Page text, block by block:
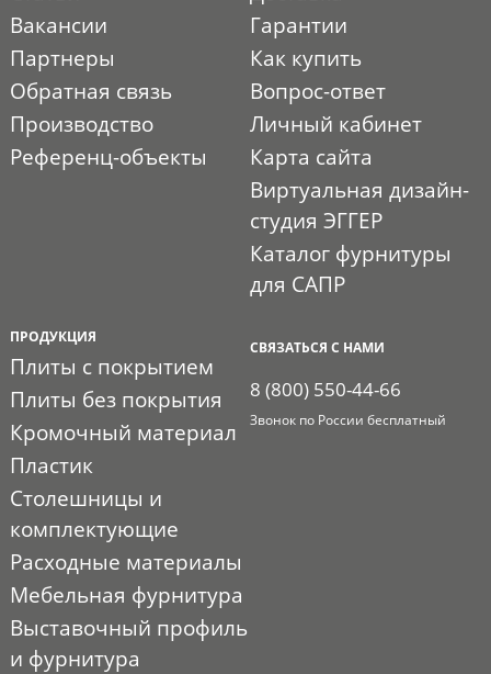
Вакансии
Партнеры
Обратная связь
Производство
Референц-объекты
Гарантии
Как купить
Вопрос-ответ
Личный кабинет
Карта сайта
Виртуальная дизайн-
студия ЭГГЕР
Каталог фурнитуры
для САПР
ПРОДУКЦИЯ
Плиты с покрытием
Плиты без покрытия
Кромочный материал
Пластик
Столешницы и
комплектующие
Расходные материалы
Мебельная фурнитура
Выставочный профиль
и фурнитура
СВЯЗАТЬСЯ С НАМИ
8 (800) 550-44-66
Звонок по России бесплатный